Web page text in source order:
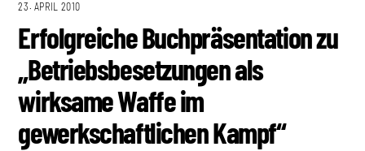
23. APRIL 2010
Erfolgreiche Buchpräsentation zu
„Betriebsbesetzungen als
wirksame Waffe im
gewerkschaftlichen Kampf“